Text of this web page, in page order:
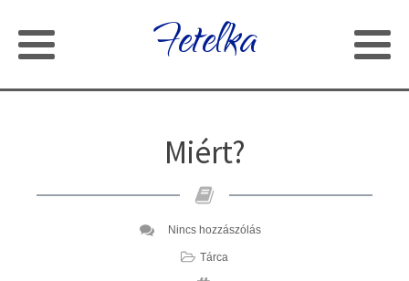
Fetelka
Miért?
Nincs hozzászólás
Tárca